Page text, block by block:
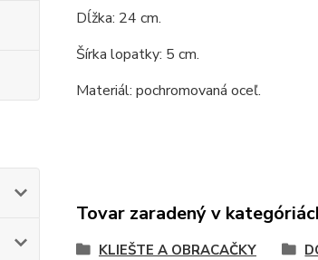
Dĺžka: 24 cm.
Šírka lopatky: 5 cm.
Materiál: pochromovaná oceľ.
Tovar zaradený v
KLIEŠTE A OBRACAČKY